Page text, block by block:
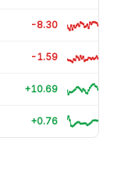
-8.30
-1.59
+10.69
+0.76